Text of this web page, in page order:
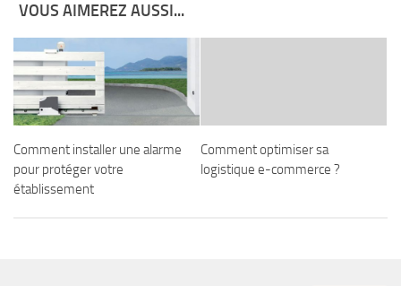
VOUS AIMEREZ AUSSI...
Comment installer une alarme
pour protéger votre
établissement
Comment optimiser sa
logistique e-commerce ?